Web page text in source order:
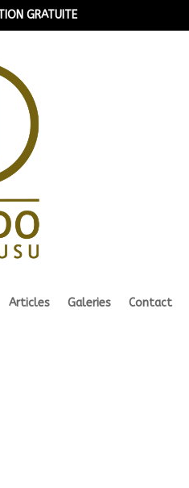
GRATUITE
Articles Galeries Contact